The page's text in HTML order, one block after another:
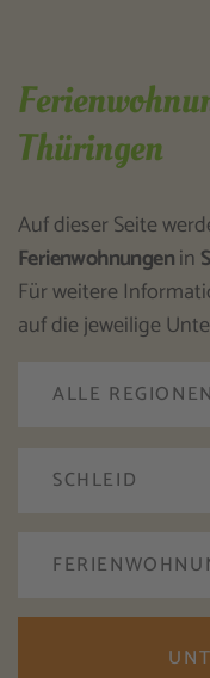
Thüringen
Auf dieser Seite
Ferienwohnungenin
Für weitere
auf die jeweilige